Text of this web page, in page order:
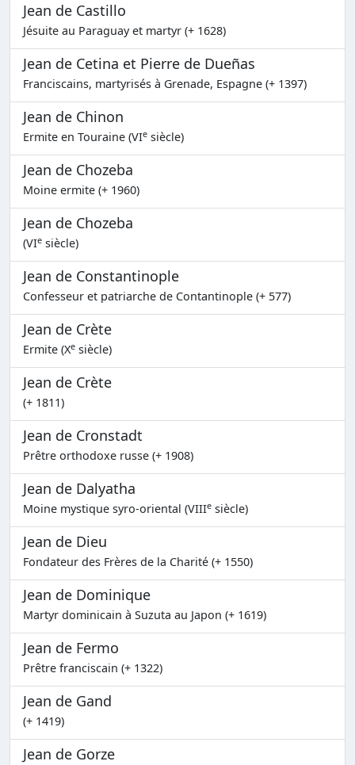
Jean de Castillo
Jésuite au Paraguay et martyr (+ 1628)
Jean de Cetina et Pierre de Dueñas
Franciscains, martyrisés à Grenade, Espagne (+ 1397)
Jean de Chinon
Ermite en Touraine (VIe siècle)
Jean de Chozeba
Moine ermite (+ 1960)
Jean de Chozeba
(VIe siècle)
Jean de Constantinople
Confesseur et patriarche de Contantinople (+ 577)
Jean de Crète
Ermite (Xe siècle)
Jean de Crète
(+ 1811)
Jean de Cronstadt
Prêtre orthodoxe russe (+ 1908)
Jean de Dalyatha
Moine mystique syro-oriental (VIIIe siècle)
Jean de Dieu
Fondateur des Frères de la Charité (+ 1550)
Jean de Dominique
Martyr dominicain à Suzuta au Japon (+ 1619)
Jean de Fermo
Prêtre franciscain (+ 1322)
Jean de Gand
(+ 1419)
Jean de Gorze